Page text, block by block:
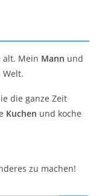
alt. Mein Mann und
die ganze Zeit
Kuchen und koche
zu machen!